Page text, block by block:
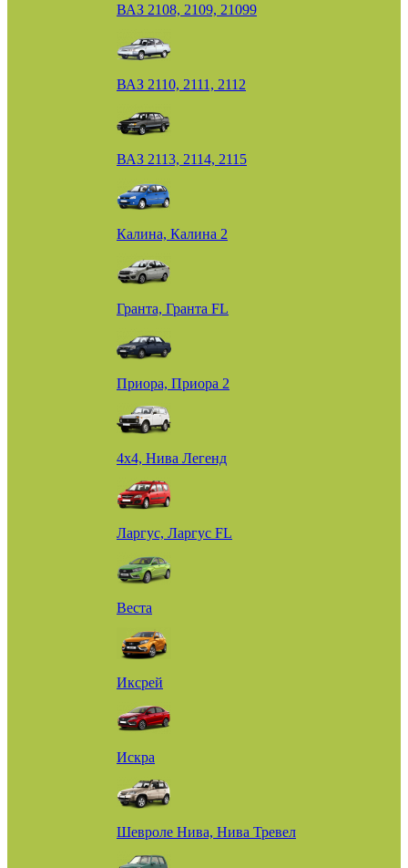
ВАЗ 2108, 2109, 21099
ВАЗ 2110, 2111, 2112
ВАЗ 2113, 2114, 2115
Калина, Калина 2
Гранта, Гранта FL
Приора, Приора 2
4х4, Нива Легенд
Ларгус, Ларгус FL
Веста
Иксрей
Искра
Шевроле Нива, Нива Тревел